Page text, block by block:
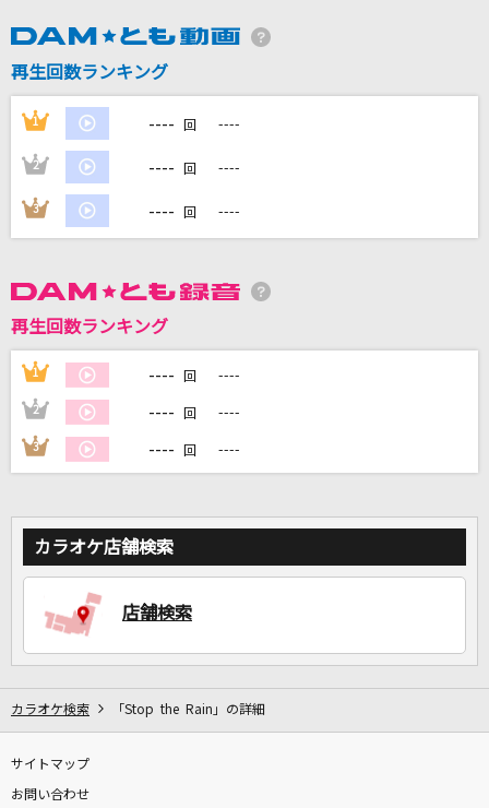
白日
King Gnu
DAMの新曲・ランキングなど
DAMに会員登録・ログインして
カラオケをもっと楽しもう！
再生回数ランキング
1 ---- 回 ----
2 ---- 回 ----
3 ---- 回 ----
再生回数ランキング
1 ---- 回 ----
2 ---- 回 ----
3 ---- 回 ----
カラオケ店舗検索
店舗検索
カラオケ検索 「Stop the Rain」の詳細
サイトマップ
お問い合わせ